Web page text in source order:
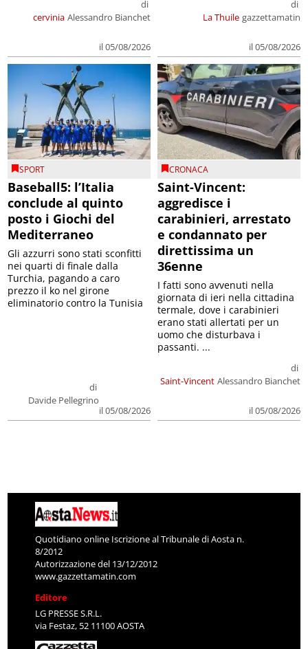
cervinia
di
Alessandro Bianchet
il 05/08/2026
La Thuile
di
gazzettamatin
il 05/08/2026
SPORT
Baseball5: l’Italia
conclude al quinto
posto i Giochi del
Mediterraneo
di
Davide Pellegrino
il 05/08/2026
Gli azzurri sono stati sconfitti
nei quarti di finale dalla
Turchia, pagando a caro
prezzo il ko nel girone
eliminatorio contro la Tunisia
CRONACA
Saint-Vincent:
aggredisce i
carabinieri, arrestato
e condannato per
direttissima un
36enne
Saint-Vincent
di
Alessandro Bianchet
il 05/08/2026
I fatti sono avvenuti nella
giornata di ieri nella cittadina
termale, dove i carabinieri
erano stati allertati per un
uomo che disturbava i
passanti. ...
Quotidiano online Iscrizione al Tribunale di Aosta n.
8/2012
Autorizzazione del 13/12/2012
www.gazzettamatin.com
Editore
LG PRESSE S.R.L.
via Festaz, 52 11100 AOSTA